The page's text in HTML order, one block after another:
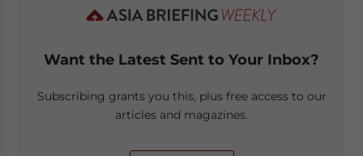
Want the Latest Sent to Your Inbox?
Subscribing grants you this, plus free access to our
articles and magazines.